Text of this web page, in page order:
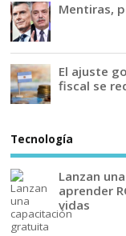
Mentiras,
El ajuste
fiscal se
Tecnología
Lanzan
aprender
vidas